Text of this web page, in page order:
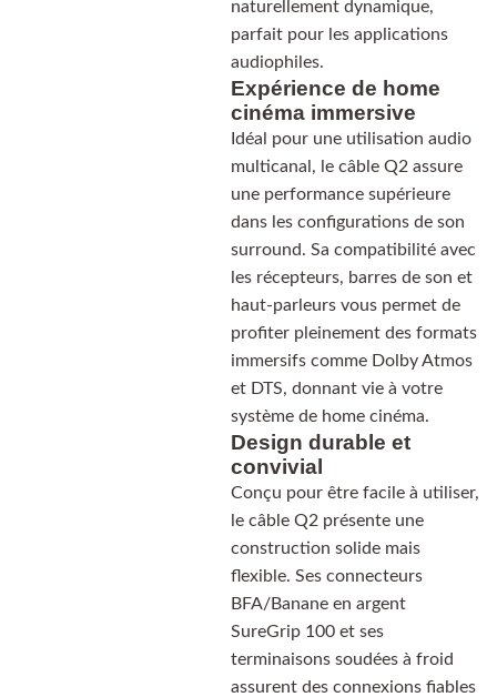
naturellement dynamique,
parfait pour les applications
audiophiles.
Expérience de home
cinéma immersive
Idéal pour une utilisation audio
multicanal, le câble Q2 assure
une performance supérieure
dans les configurations de son
surround. Sa compatibilité avec
les récepteurs, barres de son et
haut-parleurs vous permet de
profiter pleinement des formats
immersifs comme Dolby Atmos
et DTS, donnant vie à votre
système de home cinéma.
Design durable et
convivial
Conçu pour être facile à utiliser,
le câble Q2 présente une
construction solide mais
flexible. Ses connecteurs
BFA/Banane en argent
SureGrip 100 et ses
terminaisons soudées à froid
assurent des connexions fiables